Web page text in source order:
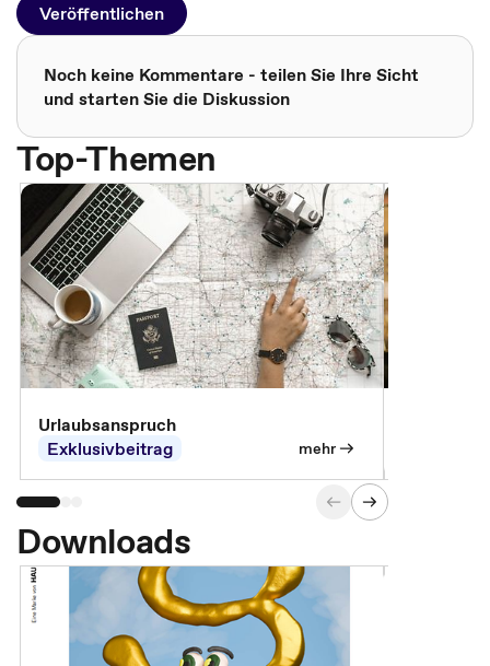
Veröffentlichen
Noch keine Kommentare - teilen Sie Ihre Sicht
und starten Sie die Diskussion
Top-Themen
Urlaubsanspruch
Exklusivbeitrag
mehr
Downloads